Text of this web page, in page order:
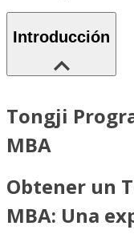
Introducción
Tongji
MBA
Obtener un
MBA: Una